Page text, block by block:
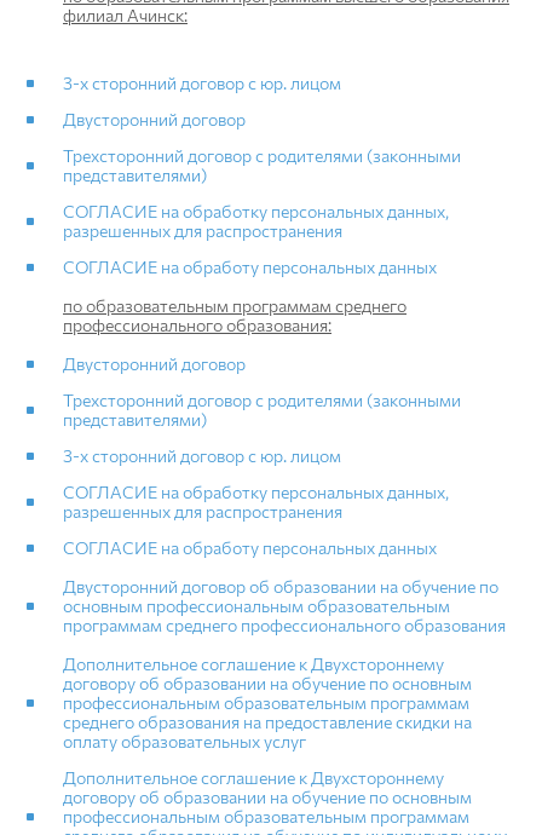
филиал Ачинск:
3-х сторонний договор с юр. лицом
Двусторонний договор
Трехсторонний договор с родителями (законными
представителями)
СОГЛАСИЕ на обработку персональных данных,
разрешенных для распространения
СОГЛАСИЕ на обработу персональных данных
по образовательным программам среднего
профессионального образования:
Двусторонний договор
Трехсторонний договор с родителями (законными
представителями)
3-х сторонний договор с юр. лицом
СОГЛАСИЕ на обработку персональных данных,
разрешенных для распространения
СОГЛАСИЕ на обработу персональных данных
Двусторонний договор об образовании на обучение по
основным профессиональным образовательным
программам среднего профессионального образования
Дополнительное соглашение к Двухстороннему
договору об образовании на обучение по основным
профессиональным образовательным программам
среднего образования на предоставление скидки на
оплату образовательных услуг
Дополнительное соглашение к Двухстороннему
договору об образовании на обучение по основным
профессиональным образовательным программам